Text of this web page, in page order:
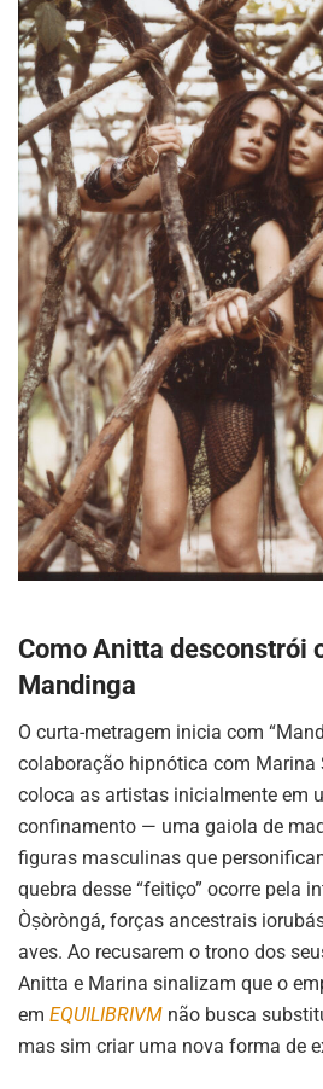
Como Anitta desconstrói
Mandinga
O curta-metragem inicia com
colaboração hipnótica com Marina
coloca as artistas inicialmente em
confinamento — uma gaiola de
figuras masculinas que
quebra desse “feitiço” ocorre pela
Òṣòròngá, forças ancestrais
aves. Ao recusarem o trono dos
Anitta e Marina sinalizam que o
em EQUILIBRIVM não busca
mas sim criar uma nova forma de